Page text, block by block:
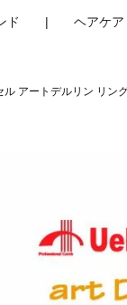
ド ヘアケア
ル アートデルリン リン